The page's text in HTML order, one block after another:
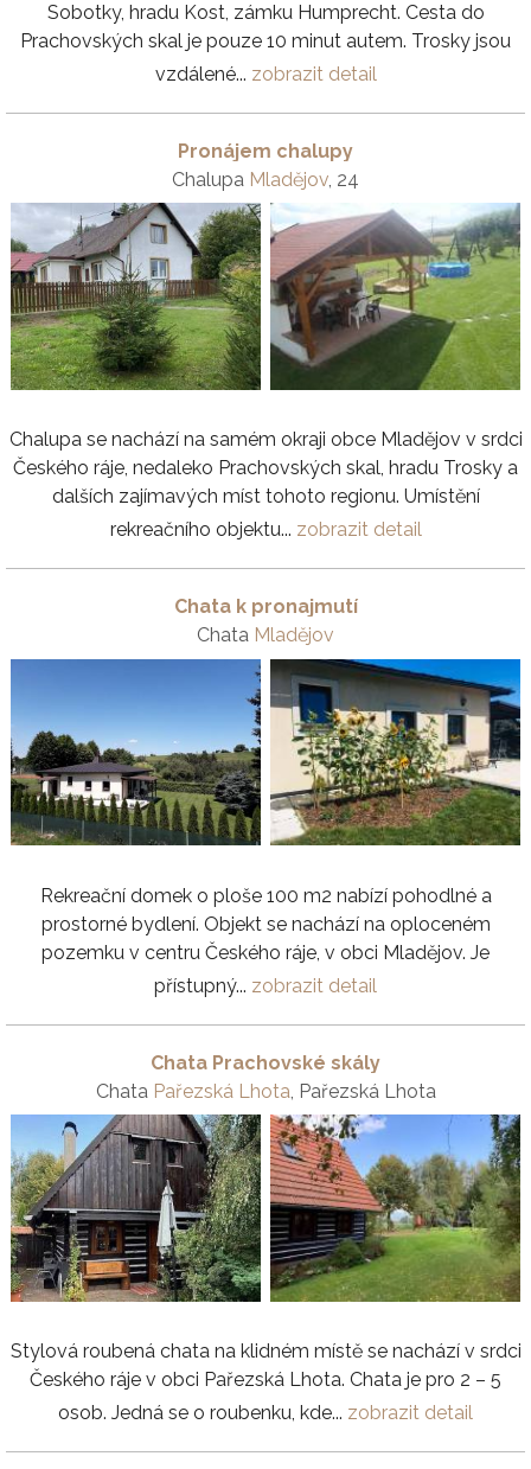
Sobotky, hradu Kost, zámku Humprecht. Cesta do
Prachovských skal je pouze 10 minut autem. Trosky jsou
vzdálené... zobrazit detail
Pronájem chalupy
Chalupa Mladějov, 24
Chalupa se nachází na samém okraji obce Mladějov v srdci
Českého ráje, nedaleko Prachovských skal, hradu Trosky a
dalších zajímavých míst tohoto regionu. Umístění
rekreačního objektu... zobrazit detail
Chata k pronajmutí
Chata Mladějov
Rekreační domek o ploše 100 m2 nabízí pohodlné a
prostorné bydlení. Objekt se nachází na oploceném
pozemku v centru Českého ráje, v obci Mladějov. Je
přístupný... zobrazit detail
Chata Prachovské skály
Chata Pařezská Lhota , Pařezská Lhota
Stylová roubená chata na klidném místě se nachází v srdci
Českého ráje v obci Pařezská Lhota. Chata je pro 2 – 5
osob. Jedná se o roubenku, kde... zobrazit detail